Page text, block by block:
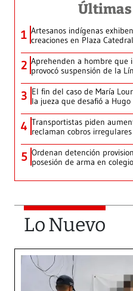
1 Artesanos indígenas
creaciones en Plaza Catedral
2 Aprehenden a hombre que
provocó suspensión de la
3 El fin del caso de María
la jueza que desafió a Hugo
4 Transportistas piden
reclaman cobros irregulares
5 Ordenan detención
posesión de arma en colegio
Lo Nuevo